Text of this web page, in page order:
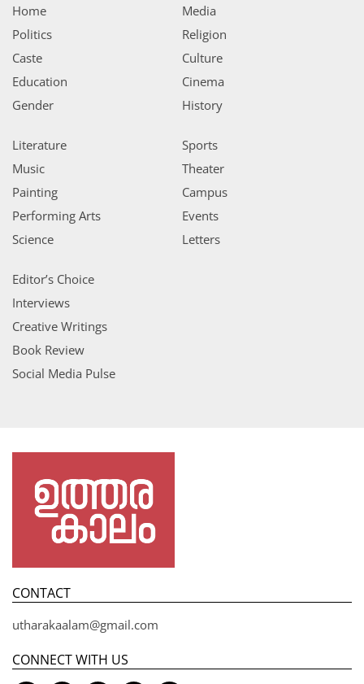
Home
Politics
Caste
Education
Gender
Media
Religion
Culture
Cinema
History
Literature
Music
Painting
Performing Arts
Science
Sports
Theater
Campus
Events
Letters
Editor’s Choice
Interviews
Creative Writings
Book Review
Social Media Pulse
CONTACT
utharakaalam@gmail.com
CONNECT WITH US